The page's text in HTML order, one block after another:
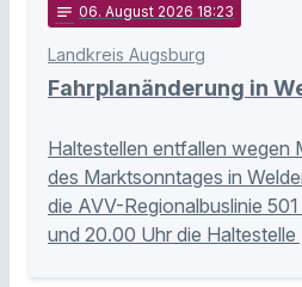
notes 06. August 2026 18:23
Landkreis Augsburg
Fahrplanänderung in
Haltestellen entfallen wegen
des Marktsonntages in
die AVV-Regionalbuslinie
und 20.00 Uhr die Haltestelle